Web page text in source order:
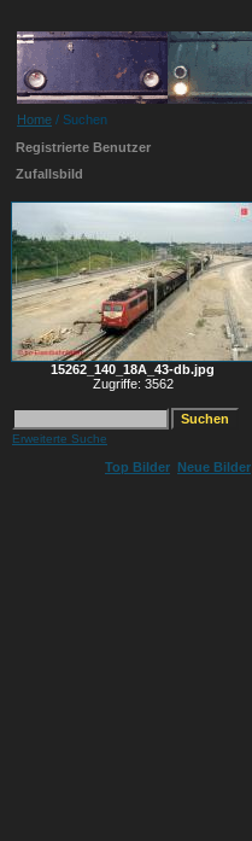
Home / Suchen
Registrierte Benutzer
Zufallsbild
15262_140_18A_43-db.jpg
Zugriffe: 3562
Erweiterte Suche
Top Bilder Neue Bilder